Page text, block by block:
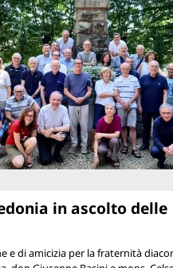
in ascolto delle
e di amicizia per la fraternità